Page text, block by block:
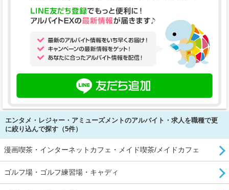
エンタメ・レジャー・アミューズメントのアルバイト・求人を職種で更
に絞り込んで探す（5件）
漫画喫茶・インターネットカフェ・メイド喫茶/メイドカフェ
ゴルフ場・ゴルフ練習場・キャディ